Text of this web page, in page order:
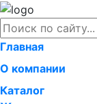
Главная
О компании
Каталог